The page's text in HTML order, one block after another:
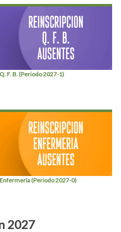
Q. F. B. (Periodo 2027-1)
Enfermería (Periodo 2027-0)
2027